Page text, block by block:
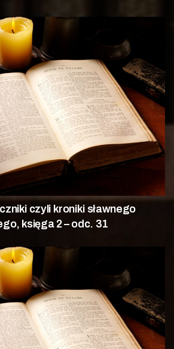
czyli kroniki sławnego
księga 2 – odc. 31